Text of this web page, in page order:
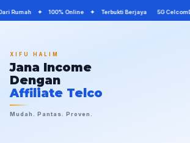
Rumah ✦ 100% Online ✦ Terbukti Berjaya 5G
XIFU HALIM
Jana Income
Dengan
Affiliate Telco
Mudah. Pantas. Proven.